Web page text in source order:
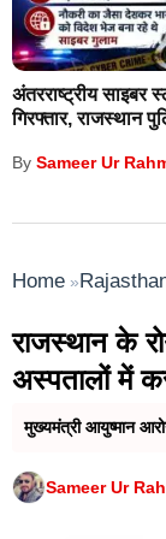
यह भी है कि सन
हुआ था और 14
हुआ था तब
को हटाकर नए
सकता है ?
मंत्रिमंडल से बाहर
पंकज चौधरी
मोदी मंत्रिमंडल
सिद्धान्त के
अंतरराष्ट्रीय साइबर
गिरफ्तार, राजस्थान
By Sameer Ur
Home »
राजस्थान के
अस्पतालों में
मुख्यमंत्री आयुष्मान
Sameer Ur